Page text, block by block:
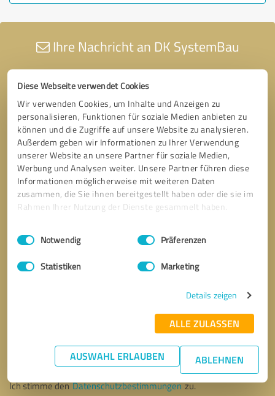
Diese Webseite verwendet Cookies
Wir verwenden Cookies, um Inhalte und Anzeigen zu
personalisieren, Funktionen für soziale Medien anbieten zu
können und die Zugriffe auf unsere Website zu analysieren.
Außerdem geben wir Informationen zu Ihrer Verwendung
unserer Website an unsere Partner für soziale Medien,
Werbung und Analysen weiter. Unsere Partner führen diese
Informationen möglicherweise mit weiteren Daten
zusammen, die Sie ihnen bereitgestellt haben oder die sie im
Rahmen Ihrer Nutzung der Dienste gesammelt haben.
Impressum Datenschutzbestimmungen
Einwilligungsauswahl
Notwendig Präferenzen
Statistiken Marketing
Details zeigen
ALLE ZULASSEN
AUSWAHL ERLAUBEN ABLEHNEN
Ihre Nachricht an DK SystemBau
* Erforderliche Angaben
Nachricht senden
Ich stimme denDatenschutzbestimmungenzu.